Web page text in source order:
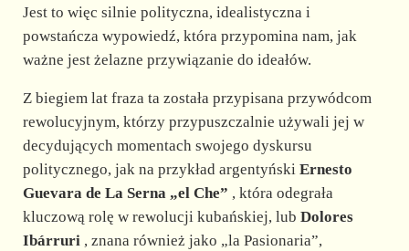
Jest to więc silnie polityczna, idealistyczna i
powstańcza wypowiedź, która przypomina nam, jak
ważne jest żelazne przywiązanie do ideałów.
Z biegiem lat fraza ta została przypisana przywódcom
rewolucyjnym, którzy przypuszczalnie używali jej w
decydujących momentach swojego dyskursu
politycznego, jak na przykład argentyński Ernesto
Guevara de La Serna „el Che” , która odegrała
kluczową rolę w rewolucji kubańskiej, lub Dolores
Ibárruri, znana również jako „la Pasionaria”,